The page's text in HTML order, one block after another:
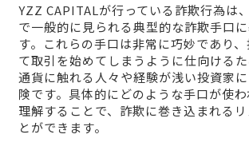
YZZ CAPITALが行っている詐欺行為は
で一般的に見られる典型的な詐欺手口
す。これらの手口は非常に巧妙であり
て取引を始めてしまうように仕向ける
通貨に触れる人々や経験が浅い投資家
険です。具体的にどのような手口が使
理解することで、詐欺に巻き込まれる
とができます。